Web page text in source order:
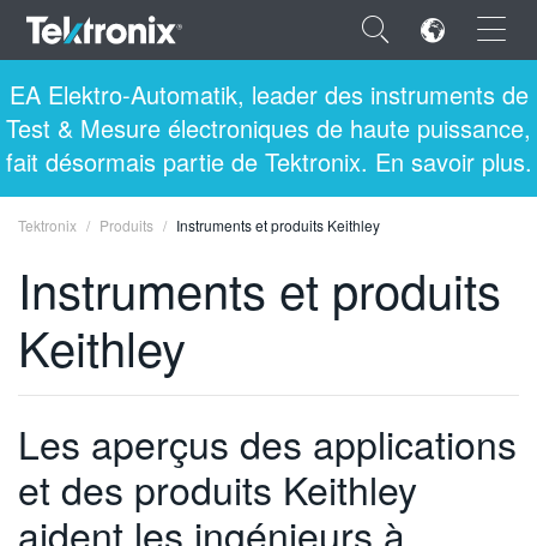
×
ENGLISH
FRANÇAIS
DEUTSCH
VIỆT NAM
日本語
EA Elektro-Automatik, leader des instruments de
Test & Mesure électroniques de haute puissance,
fait désormais partie de Tektronix. En savoir plus.
Tektronix Produits Instruments et produits Keithley
Instruments et produits
Keithley
Les aperçus des applications
et des produits Keithley
aident les ingénieurs à